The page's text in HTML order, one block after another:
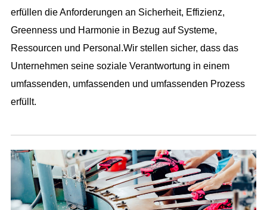
erfüllen die Anforderungen an Sicherheit, Effizienz,
Greenness und Harmonie in Bezug auf Systeme,
Ressourcen und Personal.Wir stellen sicher, dass das
Unternehmen seine soziale Verantwortung in einem
umfassenden, umfassenden und umfassenden Prozess
erfüllt.